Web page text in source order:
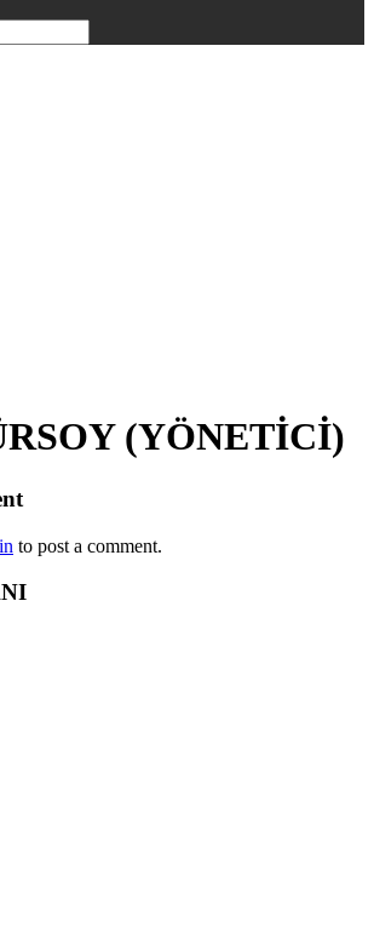
(YÖNETİCİ)
to post a comment.